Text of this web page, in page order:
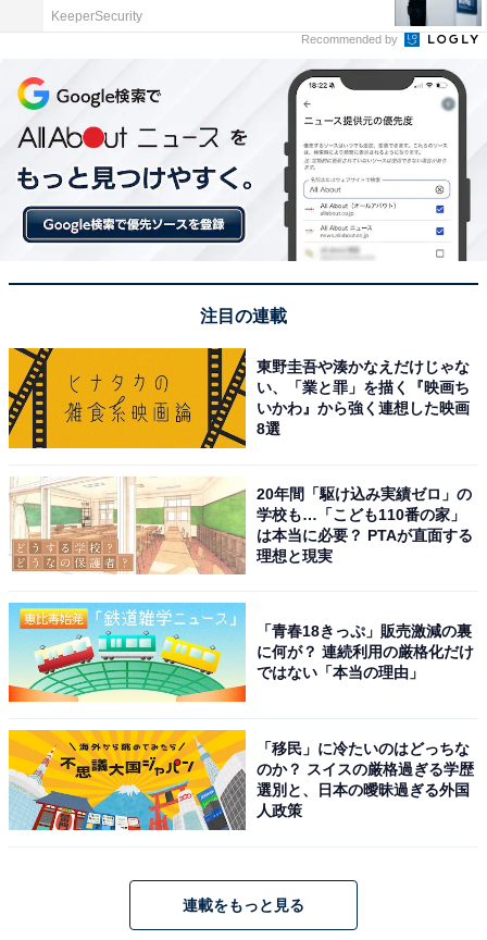
しより出費を抑えることが出来て、更に貯金もたくさん
出来るから」と回答してくれました
「つい甘えて貯金を後回しにしてしまう」
実家暮らしで苦労していることを尋ねると、「実家暮ら
しで苦労しているのは、家族それぞれの生活リズムや価
値観の違いに気を遣うことです」と話してくれました。
さらに「自分のペースで行動したくても遠慮してしまう
場面があり、精神的な自立とのバランスを取るのが難し
の役割をどう果たすかも悩みどころです」とのこと。
お金に関する悩みでは「実家暮らしは家賃がかからない
す。また、生活費をどの程度家に入れるべきか迷うこと
もあります」とも明かしています。
た苦労もありますが、生活費を抑えながら貯蓄を積み上
げられる点は実家暮らしの大きな利点といえます。家族
の状況や収支のバランスを踏まえた、現実的な選択の1
つといえそうです。
※回答者のコメントは原文ママです
※エピソードは投稿者の当時のものです。現在とはサー
ビスや金額などの情報が異なることがございます
ではございません
KeeperSecurity
Recommended by
注目の連載
東野圭吾や湊かなえだけじゃな
い、「業と罪」を描く『映画ち
いかわ』から強く連想した映画
8選
20年間「駆け込み実績ゼロ」の
学校も…「こども110番の家」
は本当に必要？ PTAが直面する
理想と現実
「青春18きっぷ」販売激減の裏
に何が？ 連続利用の厳格化だけ
ではない「本当の理由」
「移民」に冷たいのはどっちな
のか？ スイスの厳格過ぎる学歴
選別と、日本の曖昧過ぎる外国
人政策
連載をもっと見る